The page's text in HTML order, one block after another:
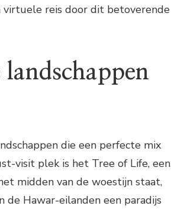
virtuele reis door dit betoverende
landschappen
die een perfecte mix
visit plek is het Tree of Life, een
midden van de woestijn staat,
de Hawar-eilanden een paradijs